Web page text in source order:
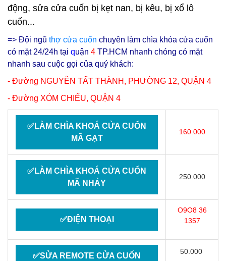
động, sửa cửa cuốn bị kẹt nan, bị kêu, bị xổ lô
cuốn...
=> Đội ngũ thợ cửa cuốn chuyên làm chìa khóa cửa cuốn
có mặt 24/24h tại quận 4 TP.HCM nhanh chóng có mặt
nhanh sau cuộc gọi của quý khách:
- Đường NGUYỄN TẤT THÀNH, PHƯỜNG 12, QUẬN 4
- Đường XÓM CHIẾU, QUẬN 4
✅LÀM CHÌA KHOÁ CỬA CUỐN
MÃ GẠT
160.000
✅LÀM CHÌA KHOÁ CỬA CUỐN
MÃ NHẢY
250.000
✅ĐIỆN THOẠI
O9O8 36
1357
✅SỬA REMOTE CỬA CUỐN 50.000